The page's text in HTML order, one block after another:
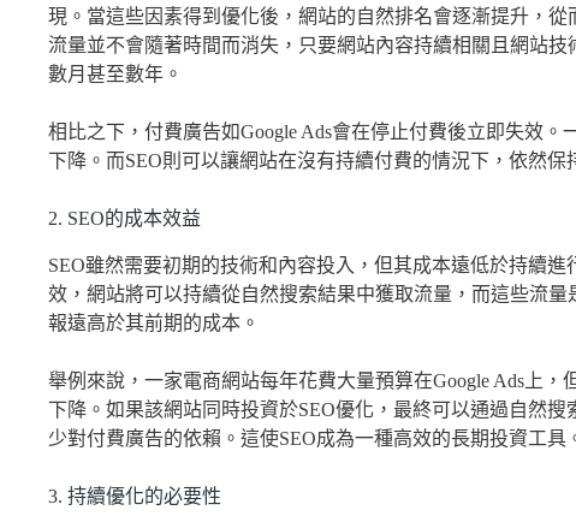
現。當這些因素得到優化後，網站的自然排名會逐漸提升，
流量並不會隨著時間而消失，只要網站內容持續相關且網站
數月甚至數年。
相比之下，付費廣告如Google Ads會在停止付費後立即失效。
下降。而SEO則可以讓網站在沒有持續付費的情況下，依然保
2. SEO的成本效益
SEO雖然需要初期的技術和內容投入，但其成本遠低於持續進
效，網站將可以持續從自然搜索結果中獲取流量，而這些流量
報遠高於其前期的成本。
舉例來說，一家電商網站每年花費大量預算在Google Ads上，
下降。如果該網站同時投資於SEO優化，最終可以通過自然
少對付費廣告的依賴。這使SEO成為一種高效的長期投資工具
3. 持續優化的必要性